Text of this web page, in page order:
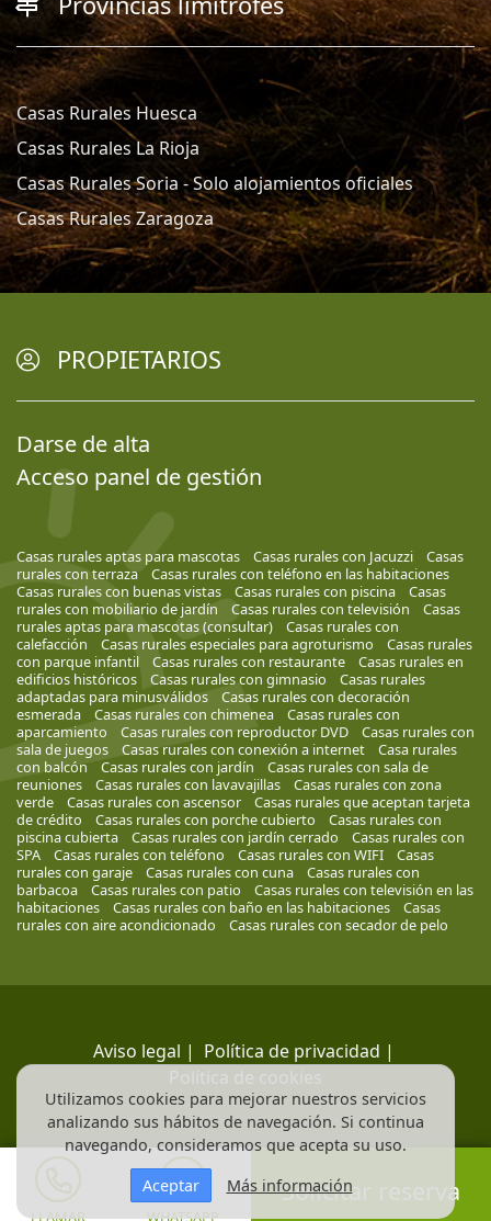
LLAMAR WHATSAPP
Solicitar reserva
Casas Rurales Huesca
Casas Rurales La Rioja
Casas Rurales Soria - Solo alojamientos oficiales
Casas Rurales Zaragoza
PROPIETARIOS
Darse de alta
Acceso panel de gestión
Casas rurales aptas para mascotas Casas rurales con Jacuzzi
Casas
rurales con terraza
Casas rurales con teléfono en las habitaciones
Casas rurales con buenas vistas
Casas rurales con piscina
Casas
rurales con mobiliario de jardín
Casas rurales con televisión
Casas
rurales aptas para mascotas (consultar)
Casas rurales con
calefacción
Casas rurales especiales para agroturismo
Casas rurales
con parque infantil
Casas rurales con restaurante
Casas rurales en
edificios históricos
Casas rurales con gimnasio
Casas rurales
adaptadas para minusválidos
Casas rurales con decoración
esmerada
Casas rurales con chimenea
Casas rurales con
aparcamiento
Casas rurales con reproductor DVD
Casas rurales con
sala de juegos
Casas rurales con conexión a internet
Casa rurales
con balcón
Casas rurales con jardín
Casas rurales con sala de
reuniones
Casas rurales con lavavajillas
Casas rurales con zona
verde
Casas rurales con ascensor
Casas rurales que aceptan tarjeta
de crédito
Casas rurales con porche cubierto
Casas rurales con
piscina cubierta
Casas rurales con jardín cerrado
Casas rurales con
SPA
Casas rurales con teléfono Casas rurales con WIFI
Casas
rurales con garaje
Casas rurales con cuna
Casas rurales con
barbacoa
Casas rurales con patio
Casas rurales con televisión en las
habitaciones
Casas rurales con baño en las habitaciones
Casas
rurales con aire acondicionado
Casas rurales con secador de pelo
Aviso legal | Política de privacidad |
Política de cookies
Utilizamos cookies para mejorar nuestros servicios
analizando sus hábitos de navegación. Si continua
navegando, consideramos que acepta su uso.
Aceptar
Más información